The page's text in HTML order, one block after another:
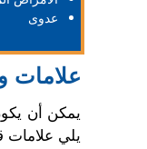
عدوى
علامات
يمكن أن
يلي علامات